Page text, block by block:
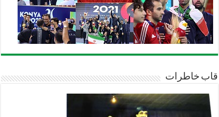
قاب خاطرات